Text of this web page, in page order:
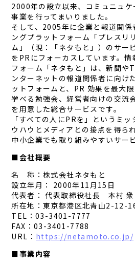
2000年の設立以来、コミュニュ
事業を行ってまいりました。
そして、2005年に企業と報道関
ングプラットフォーム「プレスリ
ム」（現：「ネタもと」）のサー
をPRにフォーカスしています。情
フォーム「ネタもと」は、新聞や
ンターネットの報道関係者に向け
ットフォームと、PR 効果を最大
学べる勉強会、経営者向けの交流
を用意した総合サービスです。
「すべての人にPRを」というミ
ウハウとメディアとの接点を得ら
中小企業でも取り組みやすいサー
■会社概要
名 称：株式会社ネタもと
設立年月： 2000年11月15日
代表者： 代表取締役社長 本村 衆
所在地：東京都港区北青山2-12-
TEL：03-3401-7777
FAX：03-3401-7788
URL： https://netamoto.co.jp/
■事業内容